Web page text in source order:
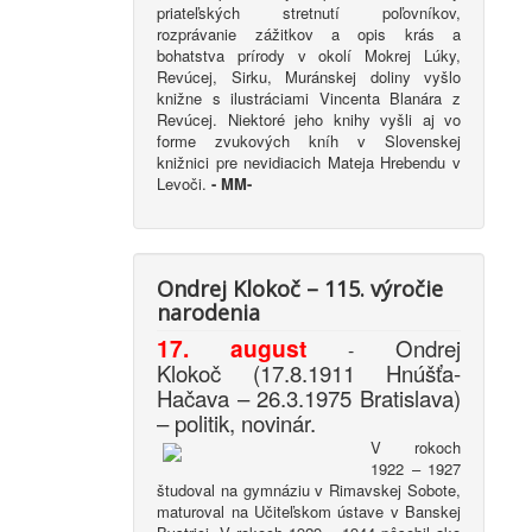
priateľských stretnutí poľovníkov,
rozprávanie zážitkov a opis krás a
bohatstva prírody v okolí Mokrej Lúky,
Revúcej, Sirku, Muránskej doliny vyšlo
knižne s ilustráciami Vincenta Blanára z
Revúcej. Niektoré jeho knihy vyšli aj vo
forme zvukových kníh v Slovenskej
knižnici pre nevidiacich Mateja Hrebendu v
Levoči. -MM-
Ondrej Klokoč – 115. výročie
narodenia
17. august -
Ondrej
Klokoč (17.8.1911 Hnúšťa-
Hačava – 26.3.1975 Bratislava)
– politik, novinár.
V rokoch
1922 – 1927
študoval na gymnáziu v Rimavskej Sobote,
maturoval na Učiteľskom ústave v Banskej